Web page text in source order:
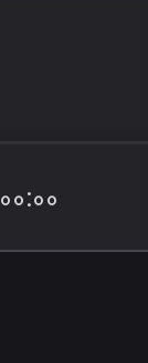
00:00